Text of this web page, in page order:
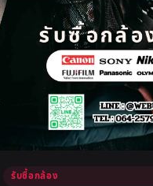
รับซื้อกล้อง